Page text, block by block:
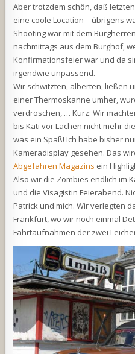
Aber trotzdem schön, daß
eine coole Location – übrigens
Shooting war mit dem
nachmittags aus dem Burghof,
Konfirmationsfeier war und da
irgendwie unpassend.
Wir schwitzten, alberten, ließen
einer Thermoskanne umher,
verdroschen, … Kurz: Wir
bis Kati vor Lachen nicht mehr
was ein Spaß! Ich habe bisher
Kameradisplay gesehen. Das
Abgefahren Magazins ein
Also wir die Zombies endlich im
und die Visagistin Feierabend.
Patrick und mich. Wir verlegten
Frankfurt, wo wir noch einmal
Fahrtaufnahmen der zwei